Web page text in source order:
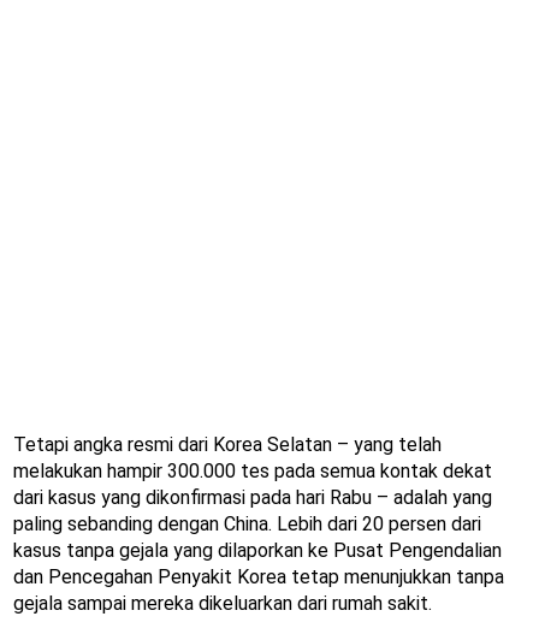
Tetapi angka resmi dari Korea Selatan – yang telah
melakukan hampir 300.000 tes pada semua kontak dekat
dari kasus yang dikonfirmasi pada hari Rabu – adalah yang
paling sebanding dengan China. Lebih dari 20 persen dari
kasus tanpa gejala yang dilaporkan ke Pusat Pengendalian
dan Pencegahan Penyakit Korea tetap menunjukkan tanpa
gejala sampai mereka dikeluarkan dari rumah sakit.